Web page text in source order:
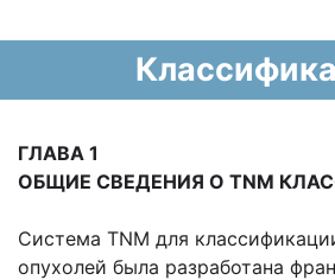
ГЛАВА 1
ОБЩИЕ СВЕДЕНИЯ О TNM
Система TNM для
опухолей была разработана